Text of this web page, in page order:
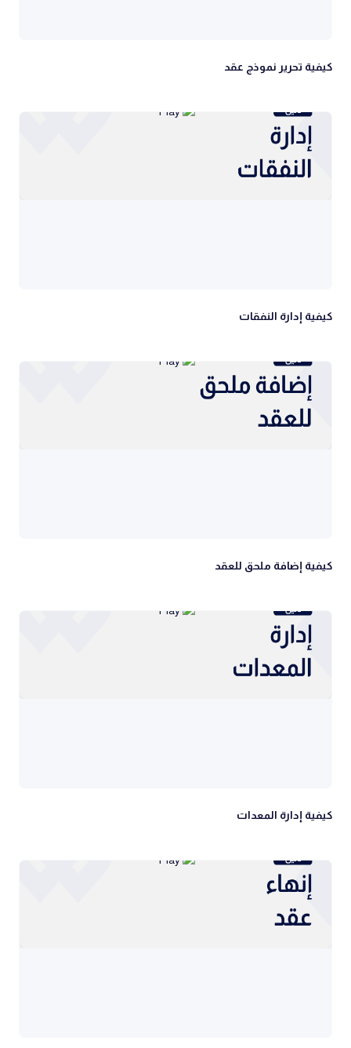
كيفية تحرير نموذج عقد
كيفية إدارة النفقات
كيفية إضافة ملحق للعقد
كيفية إدارة المعدات